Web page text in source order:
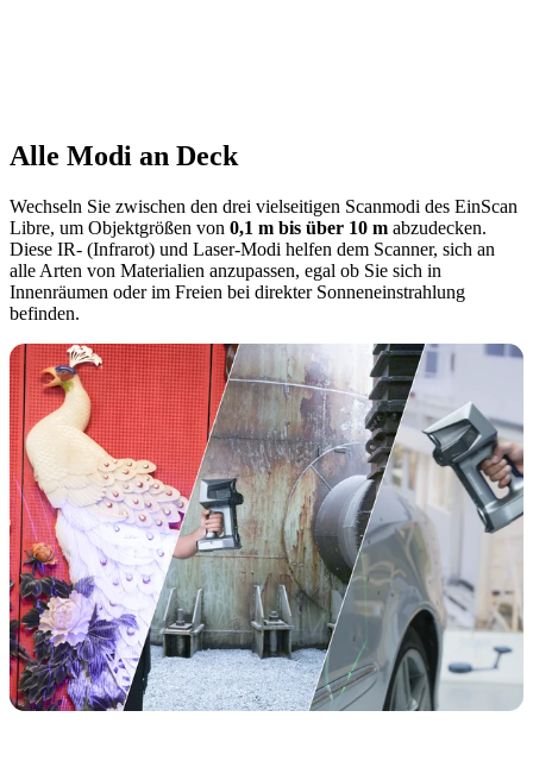
Alle Modi an Deck
Wechseln Sie zwischen den drei vielseitigen Scanmodi des EinScan
Libre, um Objektgrößen von 0,1 m bis über 10 m abzudecken.
Diese IR- (Infrarot) und Laser-Modi helfen dem Scanner, sich an
alle Arten von Materialien anzupassen, egal ob Sie sich in
Innenräumen oder im Freien bei direkter Sonneneinstrahlung
befinden.